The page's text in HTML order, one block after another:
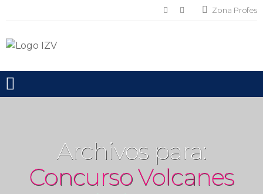
Zona Profes
Toggle mobile menu
Archivos para:
Concurso Volcanes